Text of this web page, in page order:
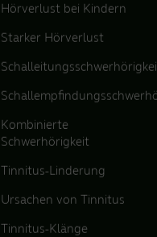
Hörverlust bei Kindern
Starker Hörverlust
Kombinierte
Schwerhörigkeit
Tinnitus-Linderung
Ursachen von Tinnitus
Tinnitus-Klänge